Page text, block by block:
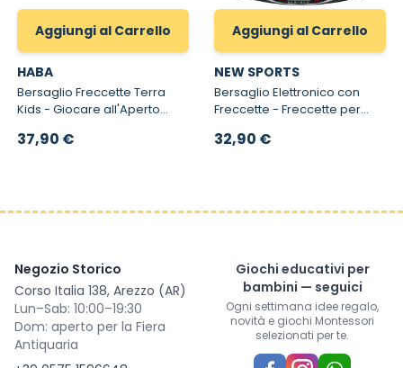
Aggiungi al Carrello
HABA
Bersaglio Freccette Terra
Kids - Giocare all'Aperto
37,90 €
Aggiungi al Carrello
NEW SPORTS
Bersaglio Elettronico con
Freccette - Freccette per
32,90 €
Negozio Storico
Corso Italia 138, Arezzo (AR)
Lun–Sab: 10:00–19:30
Dom: aperto per la Fiera
Antiquaria
Giochi educativi per
bambini — seguici
Ogni settimana idee regalo,
novità e giochi Montessori
selezionati per te.